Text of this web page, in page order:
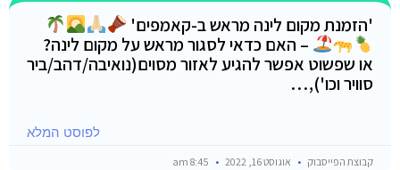
'הזמנת מקום לינה מראש ב-קאמפים'
– האם כדאי לסגור מראש על מקום לינה?
או שפשוט אפשר להגיע לאזור מסוים(נואיבה/דהב/ביר
סוויר וכו'),…
לפוסט המלא
קבוצת הפייסבוק אוגוסט 16, 2022